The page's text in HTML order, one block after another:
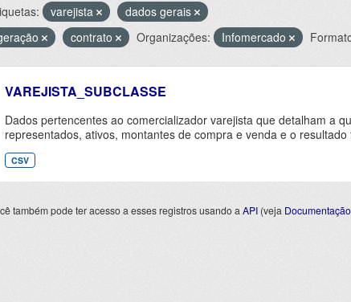
varejista
dados gerais
contrato Organizações: Infomercado
VAREJISTA_SUBCLASSE
Dados pertencentes ao comercializador varejista que detalham a
representados, ativos, montantes de compra e venda e o resultado
CSV
também pode ter acesso a esses registros usando a API (veja